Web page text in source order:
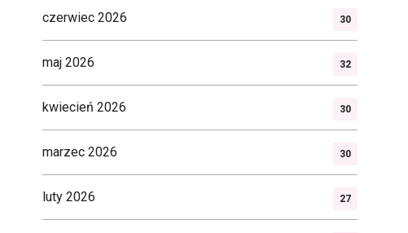
czerwiec 2026 30
maj 2026 32
kwiecień 2026 30
marzec 2026 30
luty 2026 27